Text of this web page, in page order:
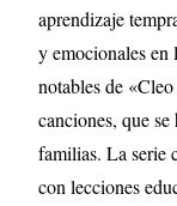
aprendizaje
y emocionales en
notables de
canciones, que
familias. La serie
con lecciones